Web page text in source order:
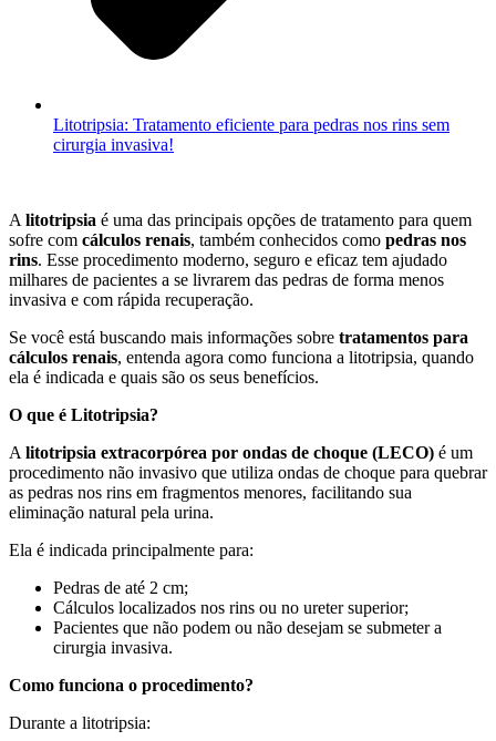
Litotripsia: Tratamento eficiente para pedras nos rins sem
cirurgia invasiva!
A litotripsia é uma das principais opções de tratamento para quem
sofre com cálculos renais, também conhecidos como pedras nos
rins. Esse procedimento moderno, seguro e eficaz tem ajudado
milhares de pacientes a se livrarem das pedras de forma menos
invasiva e com rápida recuperação.
Se você está buscando mais informações sobre tratamentos para
cálculos renais, entenda agora como funciona a litotripsia, quando
ela é indicada e quais são os seus benefícios.
O que é Litotripsia?
A litotripsia extracorpórea por ondas de choque (LECO) é um
procedimento não invasivo que utiliza ondas de choque para quebrar
as pedras nos rins em fragmentos menores, facilitando sua
eliminação natural pela urina.
Ela é indicada principalmente para:
Pedras de até 2 cm;
Cálculos localizados nos rins ou no ureter superior;
Pacientes que não podem ou não desejam se submeter a
cirurgia invasiva.
Como funciona o procedimento?
Durante a litotripsia: